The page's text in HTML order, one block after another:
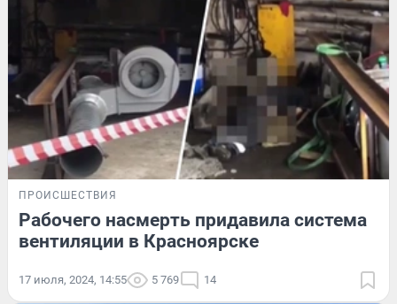
ПРОИСШЕСТВИЯ
Рабочего насмерть придавила система
вентиляции в Красноярске
17 июля, 2024, 14:55 5 769 14